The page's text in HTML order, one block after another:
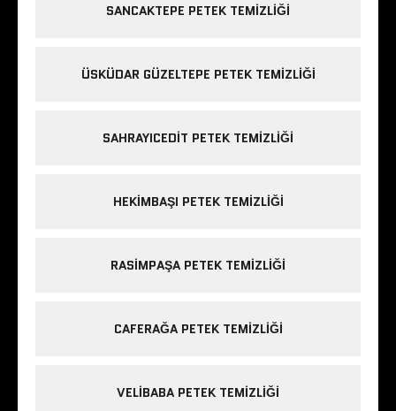
SANCAKTEPE PETEK TEMIZLIĞI
ÜSKÜDAR GÜZELTEPE PETEK TEMIZLIĞI
SAHRAYICEDIT PETEK TEMIZLIĞI
HEKIMBAŞI PETEK TEMIZLIĞI
RASIMPAŞA PETEK TEMIZLIĞI
CAFERAĞA PETEK TEMIZLIĞI
VELIBABA PETEK TEMIZLIĞI